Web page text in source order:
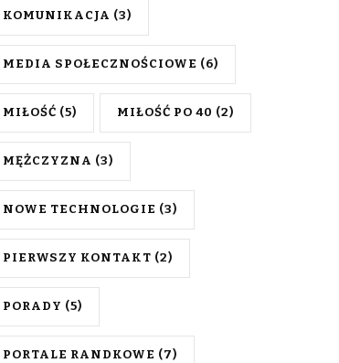
KOMUNIKACJA (3)
MEDIA SPOŁECZNOŚCIOWE (6)
MIŁOŚĆ (5) MIŁOŚĆ PO 40 (2)
MĘŻCZYZNA (3)
NOWE TECHNOLOGIE (3)
PIERWSZY KONTAKT (2)
PORADY (5)
PORTALE RANDKOWE (7)